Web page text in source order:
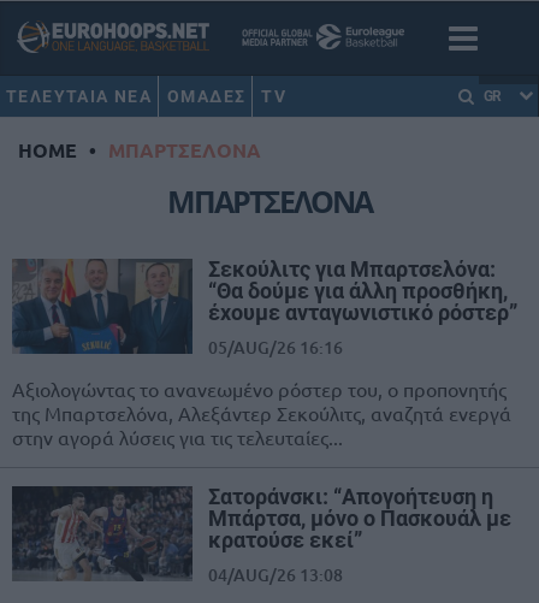
ΤΕΛΕΥΤΑΙΑ ΝΕΑ ΟΜΑΔΕΣ TV GR
HOME • ΜΠΑΡΤΣΕΛΟΝΑ
ΜΠΑΡΤΣΕΛΟΝΑ
Σεκούλιτς για Μπαρτσελόνα:
“Θα δούμε για άλλη προσθήκη,
έχουμε ανταγωνιστικό ρόστερ”
05/AUG/26 16:16
Αξιολογώντας το ανανεωμένο ρόστερ του, ο προπονητής
της Μπαρτσελόνα, Αλεξάντερ Σεκούλιτς, αναζητά ενεργά
στην αγορά λύσεις για τις τελευταίες...
Σατοράνσκι: “Απογοήτευση η
Μπάρτσα, μόνο ο Πασκουάλ με
κρατούσε εκεί”
04/AUG/26 13:08